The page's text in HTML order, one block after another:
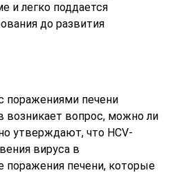
и легко поддается
до развития
поражениями печени
возникает вопрос, можно ли
утверждают, что HCV-
вируса в
поражения печени, которые